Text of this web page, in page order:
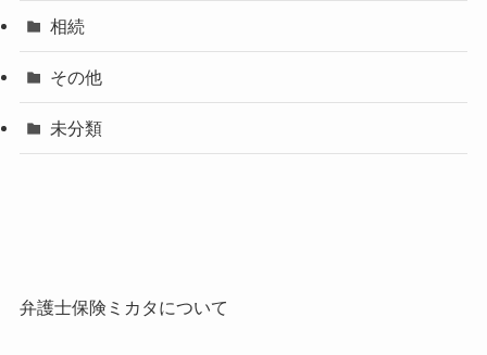
相続
その他
未分類
弁護士保険ミカタについて